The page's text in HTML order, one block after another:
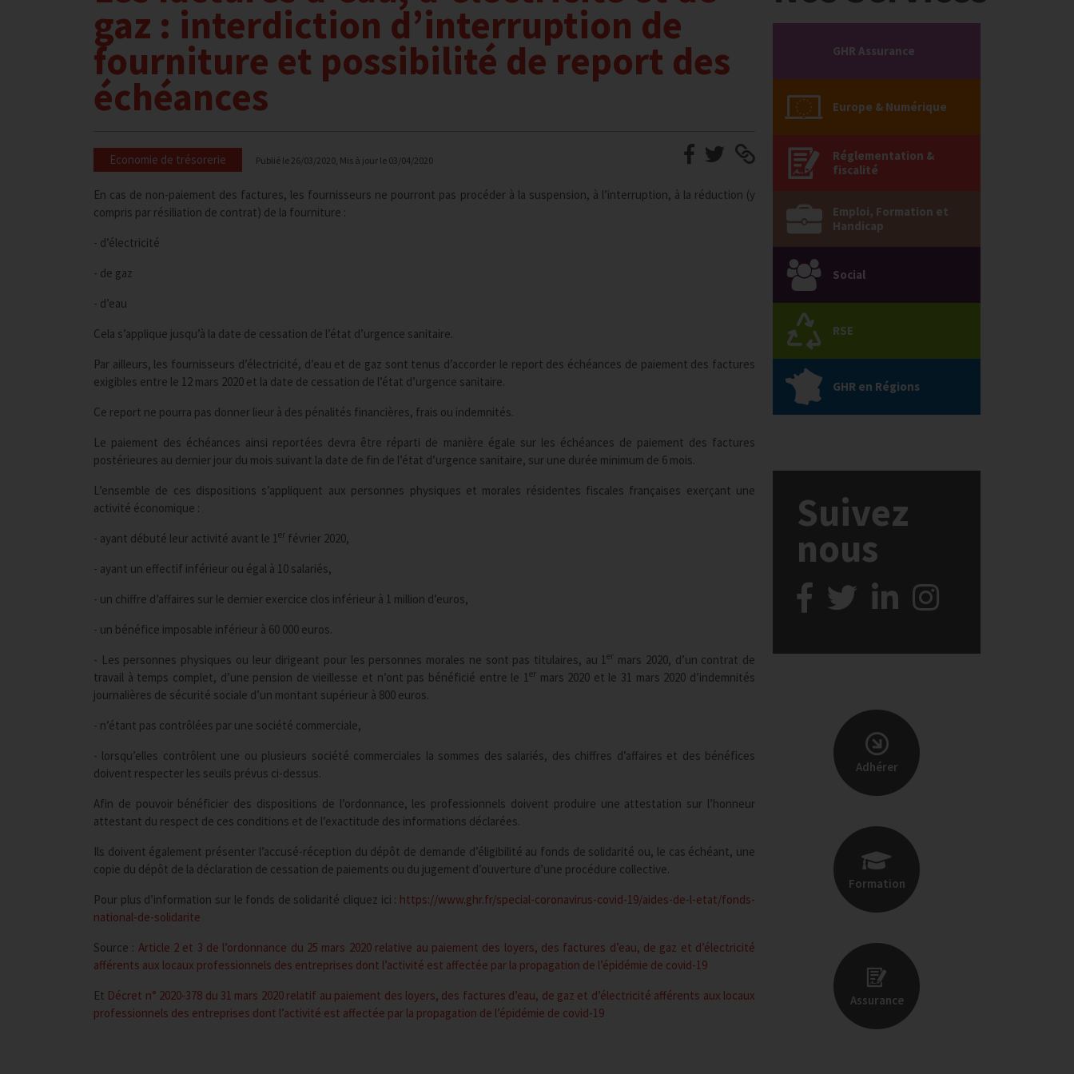
gaz : interdiction d’interruption de
fourniture et possibilité de report des
échéances
Economie de trésorerie Publié le 26/03/2020 , Mis à jour le 03/04/2020
En cas de non-paiement des factures, les fournisseurs ne pourront pas procéder à la suspension, à l’interruption, à la réduction (y
compris par résiliation de contrat) de la fourniture :
- d’électricité
- de gaz
- d’eau
Cela s’applique jusqu’à la date de cessation de l’état d’urgence sanitaire.
Par ailleurs, les fournisseurs d’électricité, d’eau et de gaz sont tenus d’accorder le report des échéances de paiement des factures
exigibles entre le 12 mars 2020 et la date de cessation de l’état d’urgence sanitaire.
Ce report ne pourra pas donner lieur à des pénalités financières, frais ou indemnités.
Le paiement des échéances ainsi reportées devra être réparti de manière égale sur les échéances de paiement des factures
postérieures au dernier jour du mois suivant la date de fin de l’état d’urgence sanitaire, sur une durée minimum de 6 mois.
L’ensemble de ces dispositions s’appliquent aux personnes physiques et morales résidentes fiscales françaises exerçant une
activité économique :
- ayant débuté leur activité avant le 1er février 2020,
- ayant un effectif inférieur ou égal à 10 salariés,
- un chiffre d’affaires sur le dernier exercice clos inférieur à 1 million d’euros,
- un bénéfice imposable inférieur à 60 000 euros.
- Les personnes physiques ou leur dirigeant pour les personnes morales ne sont pas titulaires, au 1er mars 2020, d’un contrat de
travail à temps complet, d’une pension de vieillesse et n’ont pas bénéficié entre le 1ermars 2020 et le 31 mars 2020 d’indemnités
journalières de sécurité sociale d’un montant supérieur à 800 euros.
- n’étant pas contrôlées par une société commerciale,
- lorsqu’elles contrôlent une ou plusieurs société commerciales la sommes des salariés, des chiffres d’affaires et des bénéfices
doivent respecter les seuils prévus ci-dessus.
Afin de pouvoir bénéficier des dispositions de l’ordonnance, les professionnels doivent produire une attestation sur l’honneur
attestant du respect de ces conditions et de l’exactitude des informations déclarées.
Ils doivent également présenter l’accusé-réception du dépôt de demande d’éligibilité au fonds de solidarité ou, le cas échéant, une
copie du dépôt de la déclaration de cessation de paiements ou du jugement d’ouverture d’une procédure collective.
Pour plus d’information sur le fonds de solidarité cliquez ici : https://www.ghr.fr/special-coronavirus-covid-19/aides-de-l-etat/fonds-
national-de-solidarite
Source : Article 2 et 3 de l’ordonnance du 25 mars 2020 relative au paiement des loyers, des factures d’eau, de gaz et d’électricité
afférents aux locaux professionnels des entreprises dont l’activité est affectée par la propagation de l’épidémie de covid-19
Et Décret n° 2020-378 du 31 mars 2020 relatif au paiement des loyers, des factures d’eau, de gaz et d’électricité afférents aux locaux
professionnels des entreprises dont l’activité est affectée par la propagation de l’épidémie de covid-19
GHR Assurance
Europe & Numérique
Réglementation &
fiscalité
Emploi, Formation et
Handicap
Social
RSE
GHR en Régions
Suivez
nous
Adhérer
Formation
Assurance